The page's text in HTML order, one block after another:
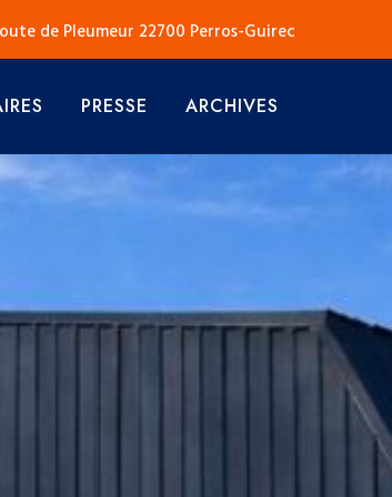
de Pleumeur 22700 Perros-Guirec
PRESSE ARCHIVES